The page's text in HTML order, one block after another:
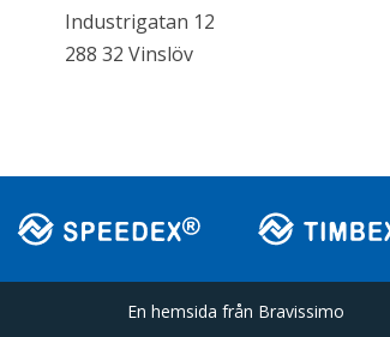
Industrigatan 12
288 32 Vinslöv
En hemsida från Bravissimo